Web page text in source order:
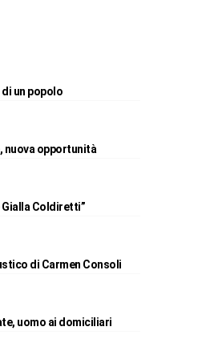
un popolo
nuova opportunità
Gialla Coldiretti”
di Carmen Consoli
uomo ai domiciliari